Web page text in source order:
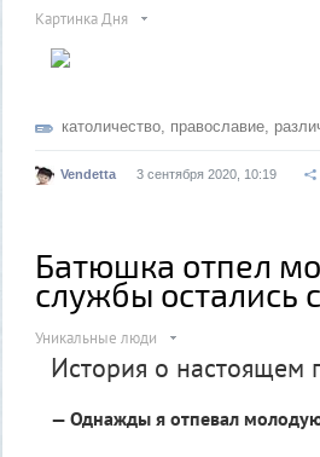
Картинка Дня
католичество православие
Vendetta 3 сентября 2020, 10:19
Батюшка отпел
службы остались
Уникальные люди
История о настоящем
— Однажды я отпевал